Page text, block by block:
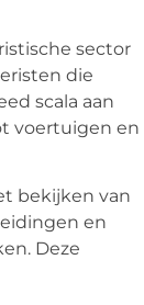
sector
die
scala aan
voertuigen en
bekijken van
en
Deze